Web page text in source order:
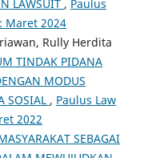
LAWSUIT , Paulus
Maret 2024
Rully Herdita
TINDAK PIDANA
MODUS
SOSIAL , Paulus Law
2022
SEBAGAI